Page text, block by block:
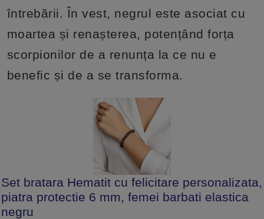
întrebării. În vest, negrul este asociat cu
moartea și renașterea, potențând forța
scorpionilor de a renunța la ce nu e
benefic și de a se transforma.
Set bratara Hematit cu felicitare personalizata,
piatra protectie 6 mm, femei barbati elastica
negru